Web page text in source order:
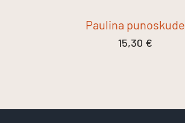
Paulina punoskude
15,30 €